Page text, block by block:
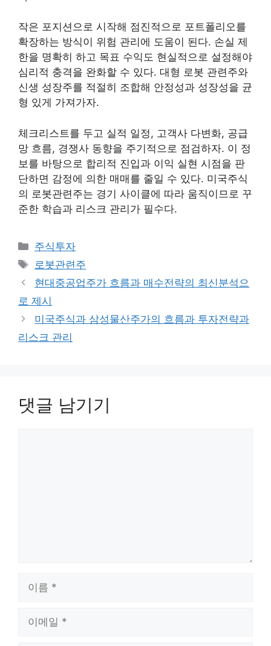
작은 포지션으로 시작해 점진적으로 포트폴리오를
확장하는 방식이 위험 관리에 도움이 된다. 손실 제
한을 명확히 하고 목표 수익도 현실적으로 설정해야
심리적 충격을 완화할 수 있다. 대형 로봇 관련주와
신생 성장주를 적절히 조합해 안정성과 성장성을 균
형 있게 가져가자.
체크리스트를 두고 실적 일정, 고객사 다변화, 공급
망 흐름, 경쟁사 동향을 주기적으로 점검하자. 이 정
보를 바탕으로 합리적 진입과 이익 실현 시점을 판
단하면 감정에 의한 매매를 줄일 수 있다. 미국주식
의 로봇관련주는 경기 사이클에 따라 움직이므로 꾸
준한 학습과 리스크 관리가 필수다.
카
테
리
주식투자
태
그
로봇관련주
현대중공업주가 흐름과 매수전략의 최신분석으
로 제시
미국주식과 삼성물산주가의 흐름과 투자전략과
리스크 관리
댓글 남기기